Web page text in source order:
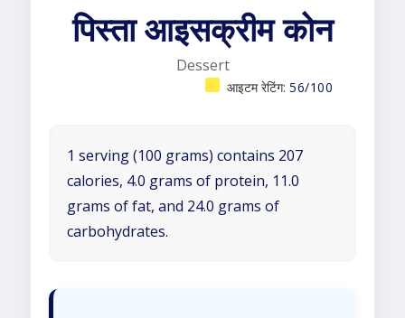
पिस्ता आइसक्रीम कोन
Dessert
आइटम रेटिंग: 56/100
1 serving (100 grams) contains 207
calories, 4.0 grams of protein, 11.0
grams of fat, and 24.0 grams of
carbohydrates.